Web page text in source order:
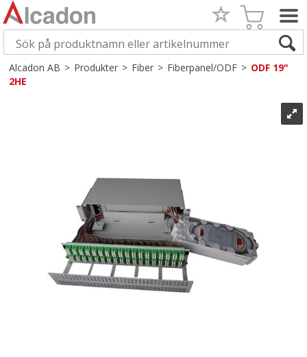
Alcadon AB>Produkter>Fiber>Fiberpanel/ODF>ODF 19"
2HE